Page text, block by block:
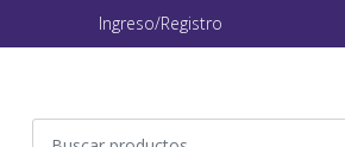
Ingreso/Registro